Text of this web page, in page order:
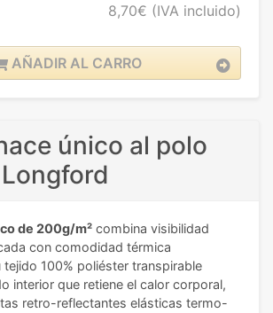
8,70€ (IVA incluido)
AÑADIR AL CARRO
único al polo
de 200g/m² combina visibilidad
con comodidad térmica
tejido 100% poliéster transpirable
interior que retiene el calor corporal,
retro-reflectantes elásticas termo-